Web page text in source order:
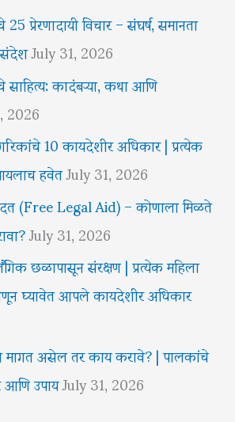
प्रेरणादायी विचार – संघर्ष, समानता
July 31, 2026
कादंबऱ्या, कथा आणि
2026
10 कायदेशीर अधिकार | प्रत्येक
हवेतJuly 31, 2026
(Free Legal Aid) – कोणाला मिळते
July 31, 2026
छळापासून संरक्षण | प्रत्येक महिला
घ्यावेत आपले कायदेशीर अधिकार
मागत असेल तर काय करावे? | पालकांचे
उपायJuly 31, 2026